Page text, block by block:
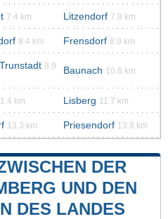
7.4 km Litzendorf 7.8 km
8.4 km Frensdorf 8.9 km
8.9
Baunach 10.6 km
km Lisberg 11.7 km
13.3 km Priesendorf 13.8 km
DER
UND DEN
DES LANDES